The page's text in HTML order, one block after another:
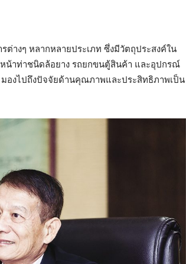
ต่างๆ หลากหลายประเภท ซึ่งมีวัตถุประสงค์ใน
หน้าท่าชนิดล้อยาง รถยกขนตู้สินค้า และอุปกรณ์
องไปถึงปัจจัยด้านคุณภาพและประสิทธิภาพเป็น